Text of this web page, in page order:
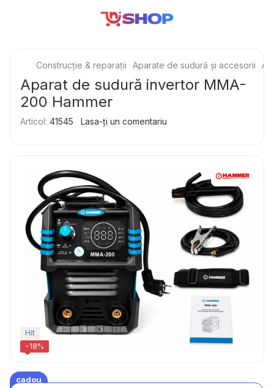
Construcție & reparații Aparate de sudură și accesorii
Aparat de sudură invertor MMA-
200 Hammer
Articol: 41545 Lasa-ți un comentariu
Hit
−18%
cadou